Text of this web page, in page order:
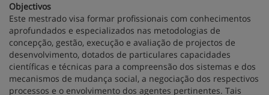
Objectivos
Este mestrado visa formar profissionais com conhecimentos
aprofundados e especializados nas metodologias de
concepção, gestão, execução e avaliação de projectos de
desenvolvimento, dotados de particulares capacidades
científicas e técnicas para a compreensão dos sistemas e dos
mecanismos de mudança social, a negociação dos respectivos
processos e o envolvimento dos agentes pertinentes. Tais